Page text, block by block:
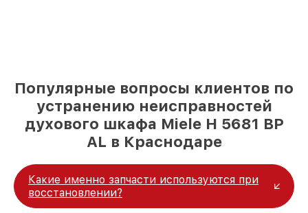
Популярные вопросы клиентов по
устранению неисправностей
духового шкафа Miele H 5681 BP
AL в Краснодаре
Какие именно запчасти используются при
восстановлении?